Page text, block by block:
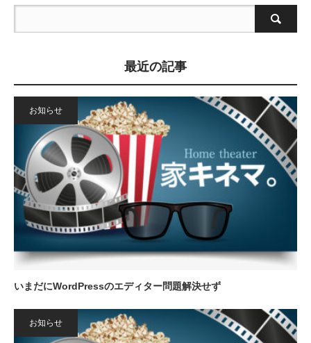
最近の記事
お知らせ
いまだにWordPressのエディター問題解決せず
お知らせ